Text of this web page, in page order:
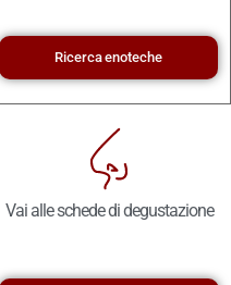
Ricerca enoteche
Vai alle schede di degustazione